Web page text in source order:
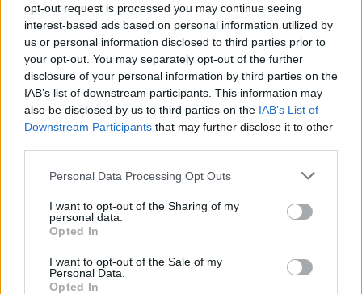
opt-out request is processed you may continue seeing
interest-based ads based on personal information utilized by
us or personal information disclosed to third parties prior to
your opt-out. You may separately opt-out of the further
disclosure of your personal information by third parties on the
IAB’s list of downstream participants. This information may
also be disclosed by us to third parties on the IAB’s List of
Downstream Participants that may further disclose it to other
Personal Data Processing Opt Outs
I want to opt-out of the Sharing of my
personal data.
Opted In
I want to opt-out of the Sale of my
Personal Data.
Opted In
Télécharger légalement les MP3 sur
Télécharger légalement les MP3 ou trouver le CD sur
Trouver des vinyles et des CD sur
Trouver un instrument de musique ou une partition au
meilleur prix sur
⇑
Paroles + Traduction Téléchargement
Vidéos
Commentaires
Voir la vidéo de «We're All In Love»